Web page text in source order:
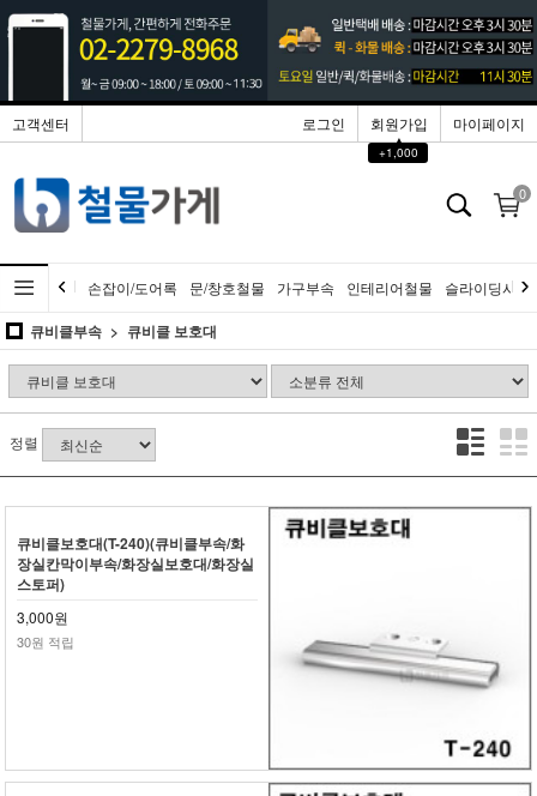
고객센터 로그인 회원가입
▲
+1,000
마이페이지
0
손잡이/도어록 문/창호철물 가구부속 인테리어철물 슬라이딩시스
큐비클부속 큐비클 보호대
정렬
큐비클보호대(T-240)(큐비클부속/화
장실칸막이부속/화장실보호대/화장실
스토퍼)
3,000원
30원 적립